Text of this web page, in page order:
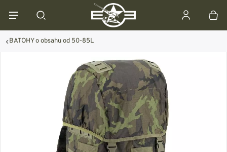
BATOHY o obsahu od 50-85L